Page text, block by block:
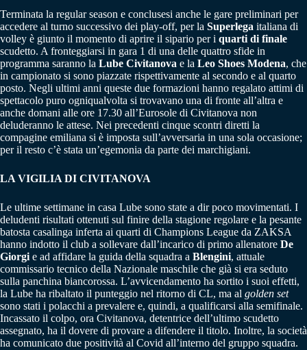
Terminata la regular season e conclusesi anche le gare preliminari per
accedere al turno successivo dei play-off, per la Superlega italiana di
volley è giunto il momento di aprire il sipario per i quarti di finale
scudetto. A fronteggiarsi in gara 1 di una delle quattro sfide in
programma saranno la Lube Civitanova e la Leo Shoes Modena, che
in campionato si sono piazzate rispettivamente al secondo e al quarto
posto. Negli ultimi anni queste due formazioni hanno regalato attimi di
spettacolo puro ogniqualvolta si trovavano una di fronte all’altra e
anche domani alle ore 17.30 all’Eurosole di Civitanova non
deluderanno le attese. Nei precedenti cinque scontri diretti la
compagine emiliana si è imposta sull’avversaria in una sola occasione;
per il resto c’è stata un’egemonia da parte dei marchigiani.
LA VIGILIA DI CIVITANOVA
Le ultime settimane in casa Lube sono state a dir poco movimentati. I
deludenti risultati ottenuti sul finire della stagione regolare e la pesante
batosta casalinga inferta ai quarti di Champions League da ZAKSA
hanno indotto il club a sollevare dall’incarico di primo allenatore De
Giorgi e ad affidare la guida della squadra a Blengini, attuale
commissario tecnico della Nazionale maschile che già si era seduto
sulla panchina biancorossa. L’avvicendamento ha sortito i suoi effetti,
la Lube ha ribaltato il punteggio nel ritorno di CL, ma al golden set
sono stati i polacchi a prevalere e, quindi, a qualificarsi alla semifinale.
Incassato il colpo, ora Civitanova, detentrice dell’ultimo scudetto
assegnato, ha il dovere di provare a difendere il titolo. Inoltre, la società
ha comunicato due positività al Covid all’interno del gruppo squadra.